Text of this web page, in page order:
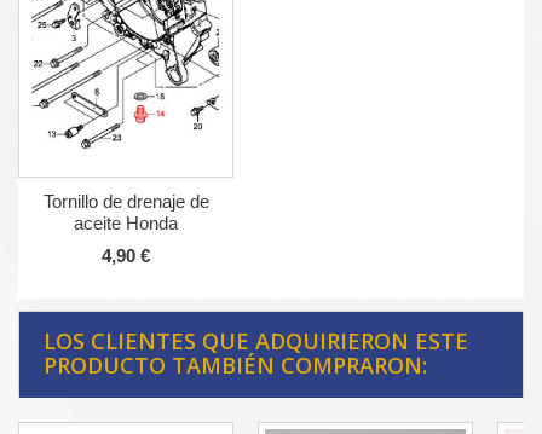
Tornillo de drenaje de
aceite Honda
4,90 €
LOS CLIENTES QUE ADQUIRIERON ESTE
PRODUCTO TAMBIÉN COMPRARON: